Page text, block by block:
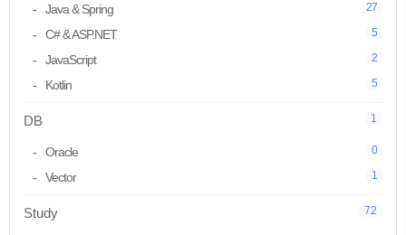
Java & Spring 27
C# & ASP.NET 5
JavaScript 2
Kotlin 5
DB 1
Oracle 0
Vector 1
Study 72